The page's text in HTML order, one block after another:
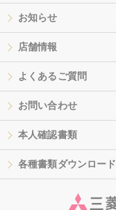
お知らせ
店舗情報
よくあるご質問
お問い合わせ
本人確認書類
各種書類ダウンロード